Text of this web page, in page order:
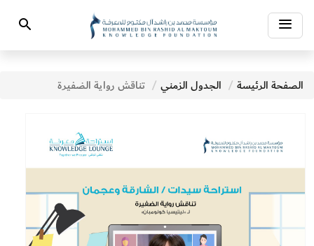
Toggle
navigation
Search
الصفحة الرئيسة الجدول الزمني تناقش رواية الضفيرة